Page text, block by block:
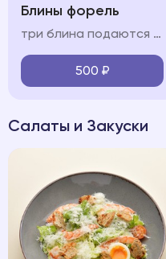
Блины форель
три блина подаются с форелью, огурцом и крем-фрешем
500 ₽
Салаты и Закуски